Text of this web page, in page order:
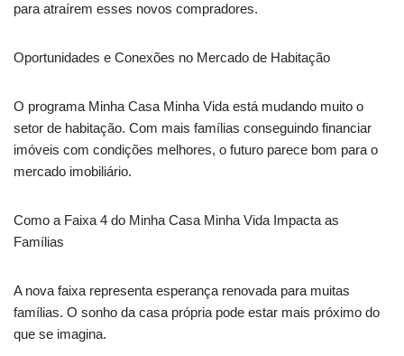
para atraírem esses novos compradores.
Oportunidades e Conexões no Mercado de Habitação
O programa Minha Casa Minha Vida está mudando muito o
setor de habitação. Com mais famílias conseguindo financiar
imóveis com condições melhores, o futuro parece bom para o
mercado imobiliário.
Como a Faixa 4 do Minha Casa Minha Vida Impacta as
Famílias
A nova faixa representa esperança renovada para muitas
famílias. O sonho da casa própria pode estar mais próximo do
que se imagina.